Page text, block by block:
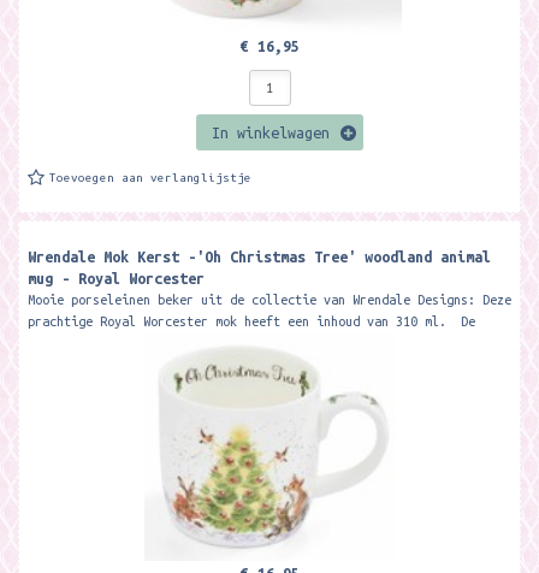
€ 16,95
In winkelwagen
Toevoegen aan verlanglijstje
Wrendale Mok Kerst -'Oh Christmas Tree' woodland animal
mug - Royal Worcester
Mooie porseleinen beker uit de collectie van Wrendale Designs: Deze
prachtige Royal Worcester mok heeft een inhoud van 310 ml. De